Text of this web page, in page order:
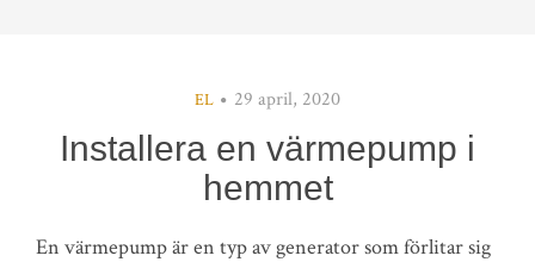
EL 29 april, 2020
Installera en värmepump i
hemmet
En värmepump är en typ av generator som förlitar sig